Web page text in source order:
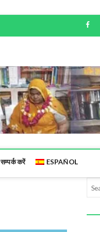
सम्पर्क करें ESPAÑOL